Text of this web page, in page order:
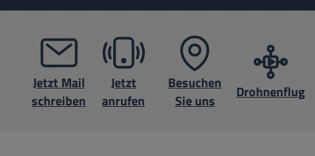
Jetzt Mail
schreiben
Jetzt
anrufen
Besuchen
Sie uns
Drohnenflug